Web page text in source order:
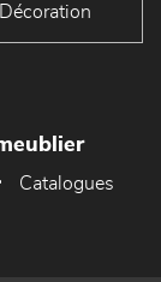
Décoration
Catalogues